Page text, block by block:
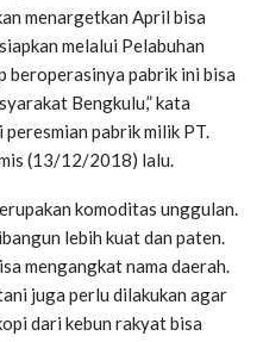
menargetkan April bisa
melalui Pelabuhan
beroperasinya pabrik ini bisa
Bengkulu,” kata
pabrik milik PT.
(13/12/2018) lalu.
komoditas unggulan.
lebih kuat dan paten.
mengangkat nama daerah.
juga perlu dilakukan agar
dari kebun rakyat bisa